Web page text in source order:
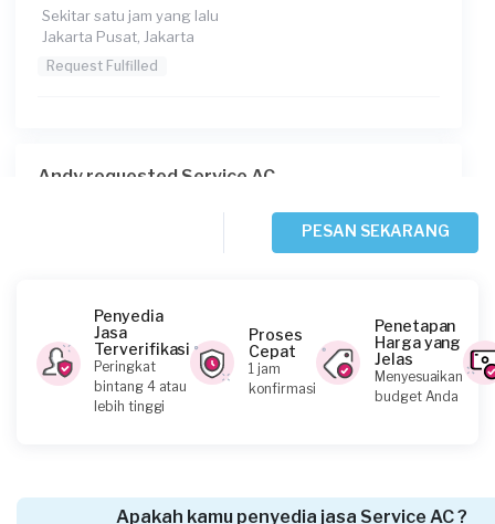
Sekitar satu jam yang lalu
Jakarta Pusat, Jakarta
Request Fulfilled
Andy requested Service AC
Rohman requested Service AC
Sekitar 2 jam yang lalu
Jakarta Utara, Jakarta
PESAN SEKARANG
Penyedia
Jasa
Terverifikasi
Peringkat
bintang 4 atau
lebih tinggi
Proses
Cepat
1 jam
konfirmasi
Penetapan
Harga yang
Jelas
Menyesuaikan
budget Anda
Apakah kamu penyedia jasa Service AC ?